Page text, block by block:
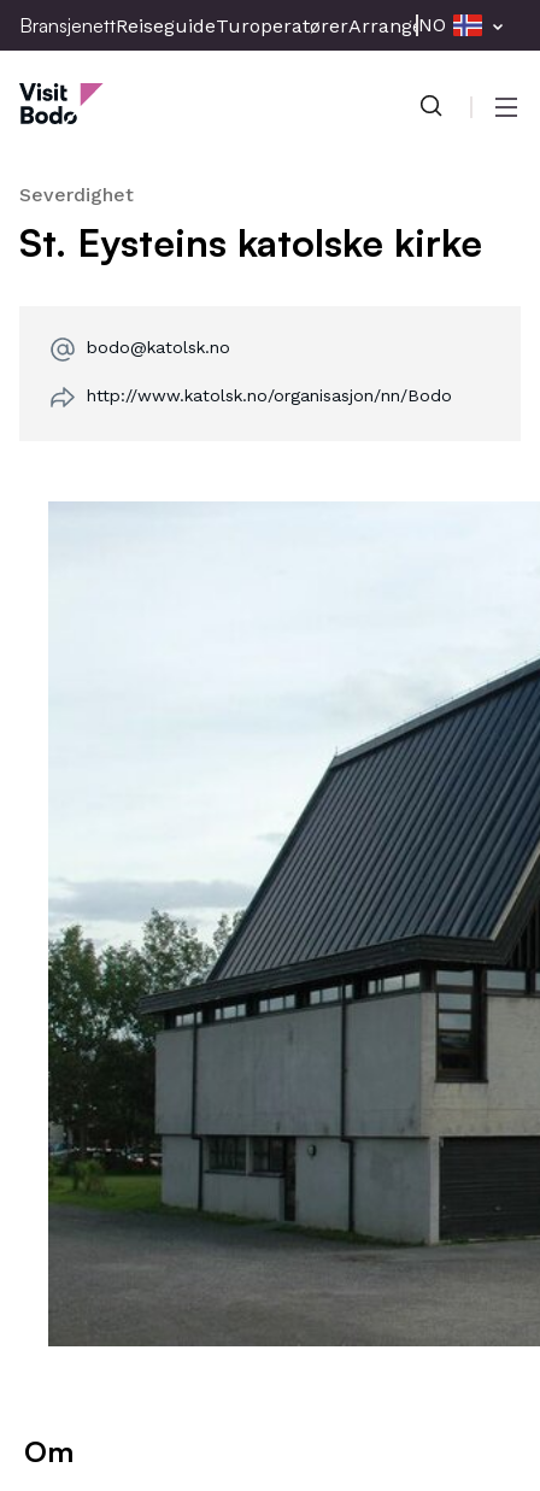
Skip
to
main
content
BransjenettReiseguideTuroperatørerArrangementPresse
NO
Bransjenett
Severdighet
St. Eysteins katolske kirke
bodo@katolsk.no
http://www.katolsk.no/organisasjon/nn/Bodo
Om